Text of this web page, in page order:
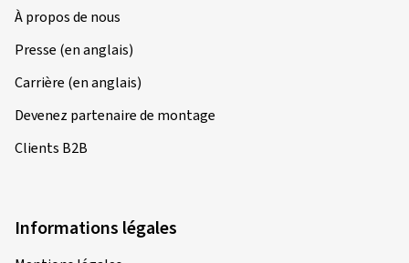
À propos de nous
Presse (en anglais)
Carrière (en anglais)
Devenez partenaire de montage
Clients B2B
Informations légales